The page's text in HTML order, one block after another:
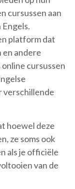
cursussen aan
platform dat
andere
cursussen
verschillende
hoewel deze
ze soms ook
als je officiële
van de